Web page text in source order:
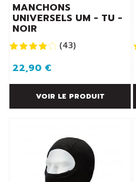
MANCHONS
UNIVERSELS UM - TU -
NOIR
(43)
22,90 €
VOIR LE PRODUIT